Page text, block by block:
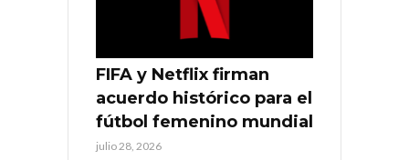
FIFA y Netflix firman
acuerdo histórico para el
fútbol femenino mundial
julio 28, 2026